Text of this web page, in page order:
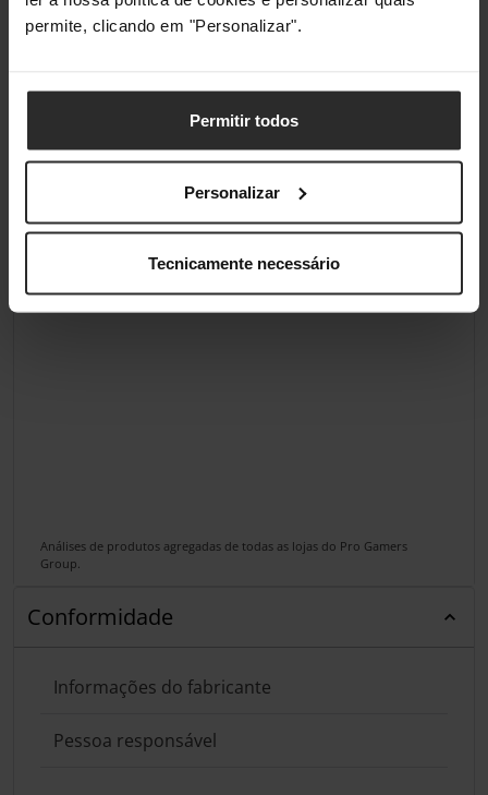
permite, clicando em "Personalizar".
Permitir todos
Personalizar
Tecnicamente necessário
Análises de produtos agregadas de todas as lojas do Pro Gamers
Group.
Conformidade
Informações do fabricante
Pessoa responsável